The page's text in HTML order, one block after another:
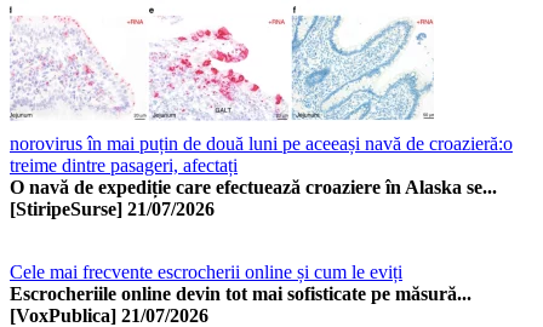
norovirus în mai puțin de două luni pe aceeași navă de croazieră:o
treime dintre pasageri, afectați
O navă de expediție care efectuează croaziere în Alaska se...
[StiripeSurse] 21/07/2026
Cele mai frecvente escrocherii online și cum le eviți
Escrocheriile online devin tot mai sofisticate pe măsură...
[VoxPublica] 21/07/2026